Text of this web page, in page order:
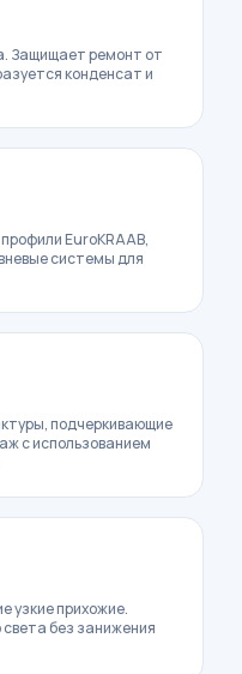
Защищает ремонт от
конденсат и
EuroKRAAB,
системы для
подчеркивающие
с использованием
узкие прихожие.
без занижения